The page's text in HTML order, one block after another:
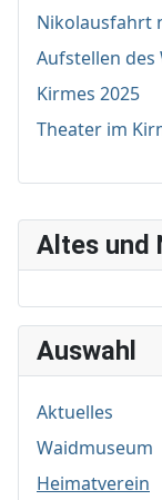
Altes und
Auswahl
Aktuelles
Waidmuseum
Heimatverein
Nikolausfahrt
Aufstellen des
Kirmes 2025
Theater im